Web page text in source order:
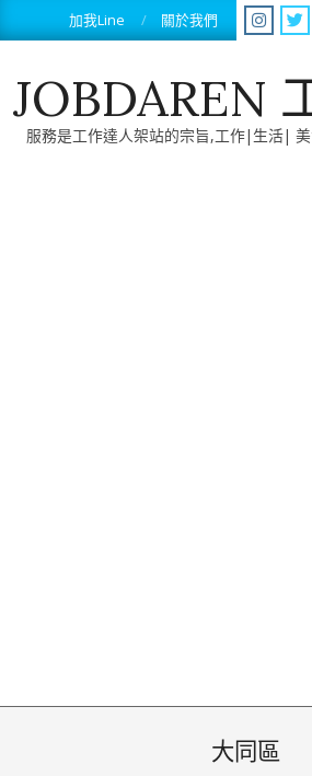
to
加我Line 關於我們
JOBDAREN
服務是工作達人架站的宗旨,工作|生活|
大同區